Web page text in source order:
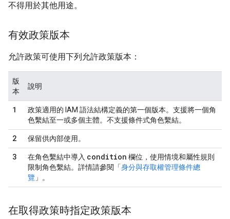
不得用於其他用途。
有效政策版本
允許政策可使用下列允許政策版本：
版
本
說明
1
政策適用的 IAM 語法結構定義的第一個版本。支援將一個角
色繫結至一或多個主體。不支援條件式角色繫結。
2 保留供內部使用。
3 在角色繫結中導入 condition 欄位，使用情境和屬性規則
限制角色繫結。詳情請參閱「身分與存取權管理條件總
覽 」。
在取得政策時指定政策版本